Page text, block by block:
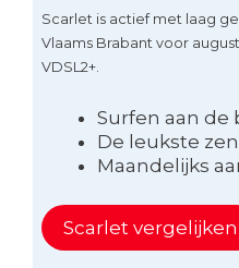
Scarlet is actief met laag
Vlaams Brabant voor
VDSL2+.
Surfen aan de
De leukste
Maandelijks
Scarlet vergelijken